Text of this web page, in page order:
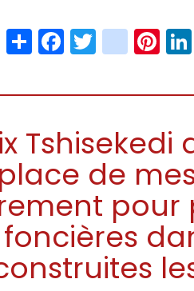
ShareFacebook
Twitter
de
pour